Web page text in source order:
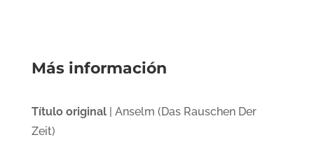
Más información
Título original| Anselm (Das Rauschen Der
Zeit)